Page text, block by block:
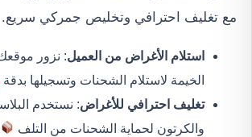
مع تغليف احترافي وتخليص جمركي سريع.
استلام الأغراض من العميل: نزور
الخيمة لاستلام الشحنات وتسجيلها بدقة
تغليف احترافي للأغراض: نستخدم
والكرتون لحماية الشحنات من التلف